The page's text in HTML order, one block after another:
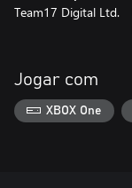
Team17 Digital Ltd.
Jogar com
XBOX One